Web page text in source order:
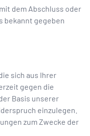
dem Abschluss oder
bekannt gegeben
sich aus Ihrer
gegen die
Basis unserer
einzulegen.
zum Zwecke der